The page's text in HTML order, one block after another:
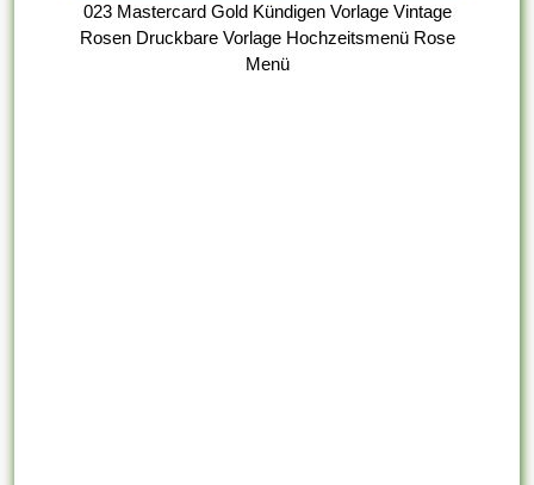
023 Mastercard Gold Kündigen Vorlage Vintage
Rosen Druckbare Vorlage Hochzeitsmenü Rose
Menü